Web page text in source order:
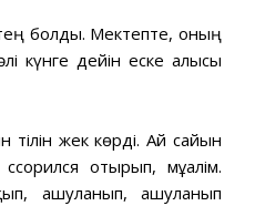
болды. Мектепте, оның
күнге дейін еске алғысы
тілін жек көрді. Ай сайын
отырып, мұғалім.
ашуланып, ашуланып